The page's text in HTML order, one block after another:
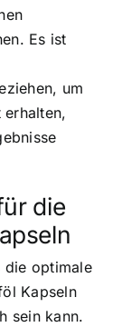
Es ist
um
erhalten,
die
die optimale
Kapseln
sein kann.